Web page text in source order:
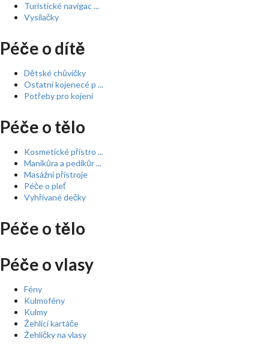
Turistické navigac ...
Vysílačky
Péče o dítě
Dětské chůvičky
Ostatní kojenecé p ...
Potřeby pro kojení
Péče o tělo
Kosmetické přístro ...
Manikůra a pedikůr ...
Masážní přístroje
Péče o pleť
Vyhřívané dečky
Péče o tělo
Péče o vlasy
Fény
Kulmofény
Kulmy
Žehlící kartáče
Žehličky na vlasy